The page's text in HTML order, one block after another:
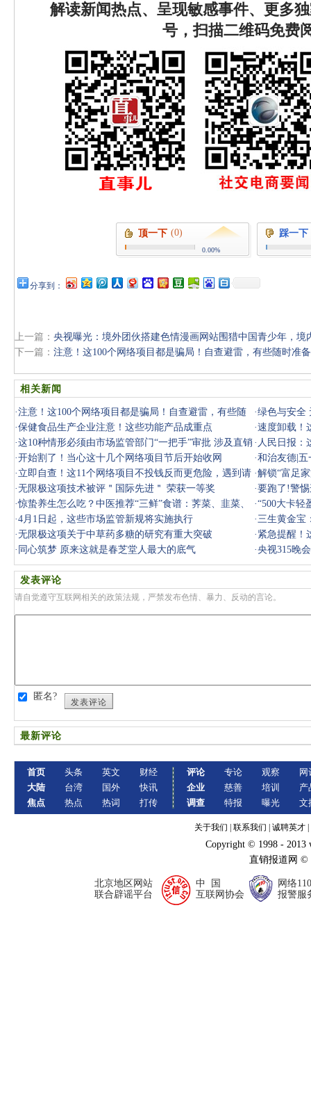
解读新闻热点、呈现敏感事件、更多
号，扫描二维码免费
顶一下 (0)
0.00%
踩一下
分享到：
上一篇： 央视曝光：境外团伙搭建色情漫画网站围猎中国青少年，境
下一篇： 注意！这100个网络项目都是骗局！自查避雷，有些随时准
相关新闻
·注意！这100个网络项目都是骗局！自查避雷，有些随
时准备跑路
·绿色与安全
·保健食品生产企业注意！这些功能产品成重点 ·速度卸载！
中招！
·这10种情形必须由市场监管部门“一把手”审批 涉及直销
与传销
· 人民日报：
·开始割了！当心这十几个网络项目节后开始收网 ·和治友德|
· 立即自查！这11个网络项目不投钱反而更危险，遇到请
务必远离
·解锁“富足
·无限极这项技术被评＂国际先进＂ 荣获一等奖 ·要跑了!警
悠，千万别
·惊蛰养生怎么吃？中医推荐“三鲜”食谱：荠菜、韭菜、
春笋，
·“500大卡轻
·4月1日起，这些市场监管新规将实施执行 ·三生黄金宝
·无限极这项关于中草药多糖的研究有重大突破 · 紧急提醒！
阱，千万
· 同心筑梦 原来这就是春芝堂人最大的底气 ·央视315晚
关问题和企
发表评论
请自觉遵守互联网相关的政策法规，严禁发布色情、暴力、反动的言论。
匿名?
发表评论
最新评论
首页
大陆
焦点
头条
台湾
热点
英文
国外
热词
财经
快讯
打传
评论
企业
调查
专论
慈善
特报
观察
培训
曝光
网
产
文
关于我们 联系我们 诚聘英才
Copyright © 1998 - 2013
直销报道网
北京地区网站
联合辟谣平台
中 国
互联网协会
网络110
报警服